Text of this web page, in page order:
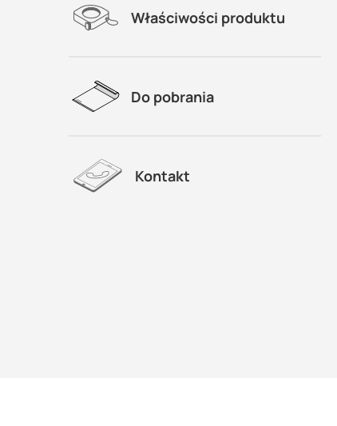
Właściwości produktu
Do pobrania
Kontakt